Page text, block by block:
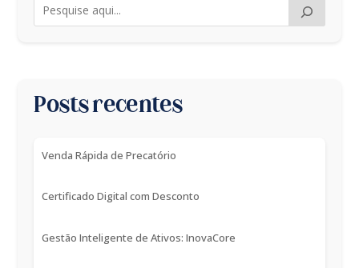
Posts recentes
Venda Rápida de Precatório
Certificado Digital com Desconto
Gestão Inteligente de Ativos: InovaCore